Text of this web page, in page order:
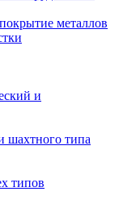
металлов
и
шахтного типа
типов